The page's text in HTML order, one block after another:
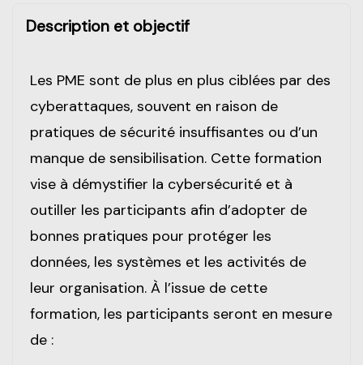
Description et objectif
Les PME sont de plus en plus ciblées par des
cyberattaques, souvent en raison de
pratiques de sécurité insuffisantes ou d’un
manque de sensibilisation. Cette formation
vise à démystifier la cybersécurité et à
outiller les participants afin d’adopter de
bonnes pratiques pour protéger les
données, les systèmes et les activités de
leur organisation. À l’issue de cette
formation, les participants seront en mesure
de :